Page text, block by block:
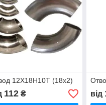
12Х18Н10Т (18х2)
112₴ від